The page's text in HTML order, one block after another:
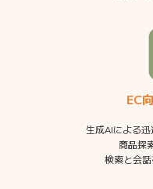
EC
生成AIによる
商品探
検索と会